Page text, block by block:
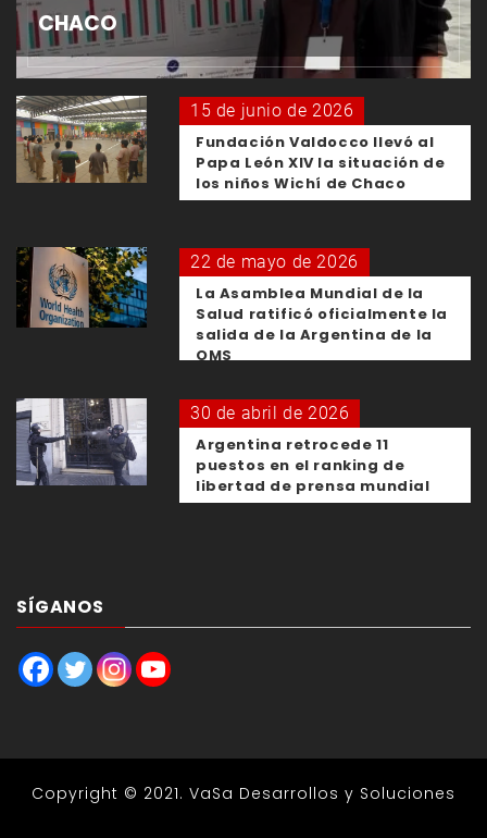
CHACO
15 de junio de 2026
Fundación Valdocco llevó al
Papa León XIV la situación de
los niños Wichí de Chaco
22 de mayo de 2026
La Asamblea Mundial de la
Salud ratificó oficialmente la
salida de la Argentina de la
OMS
30 de abril de 2026
Argentina retrocede 11
puestos en el ranking de
libertad de prensa mundial
SÍGANOS
Copyright © 2021. VaSa Desarrollos y Soluciones